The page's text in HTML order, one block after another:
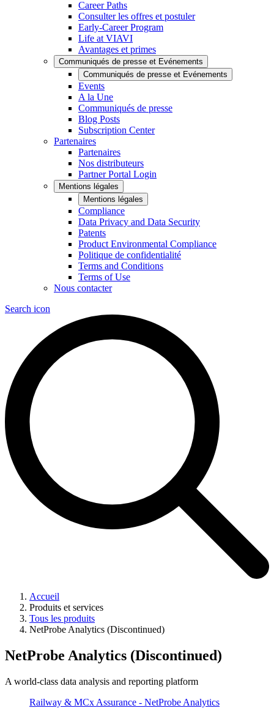
Career Paths
Consulter les offres et postuler
Early-Career Program
Life at VIAVI
Avantages et primes
Communiqués de presse et Evénements
Communiqués de presse et Evénements
Events
A la Une
Communiqués de presse
Blog Posts
Subscription Center
Partenaires
Partenaires
Nos distributeurs
Partner Portal Login
Mentions légales
Mentions légales
Compliance
Data Privacy and Data Security
Patents
Product Environmental Compliance
Politique de confidentialité
Terms and Conditions
Terms of Use
Nous contacter
Search icon
Accueil
Produits et services
Tous les produits
NetProbe Analytics (Discontinued)
NetProbe Analytics (Discontinued)
A world-class data analysis and reporting platform
Railway & MCx Assurance - NetProbe Analytics